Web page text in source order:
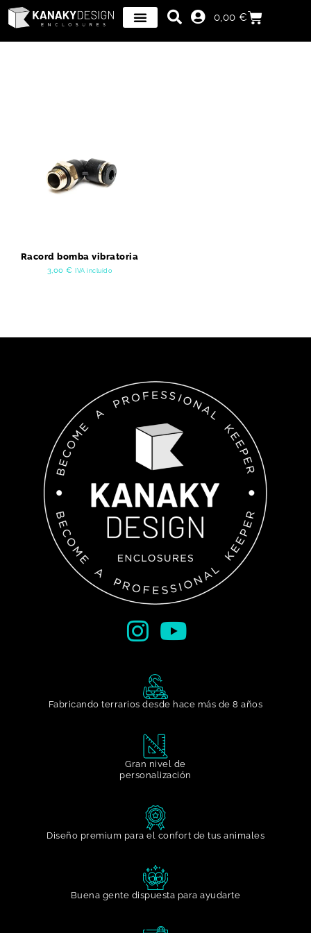
0,00€
Racord bomba vibratoria
3,00€ IVA incluido
Fabricando terrarios desde hace más de 8 años
Gran nivel de
personalización​
Diseño premium para el confort de tus animales
Buena gente dispuesta para ayudarte​